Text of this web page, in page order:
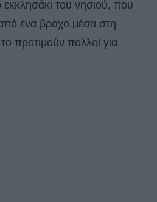
του νησιού, που
από ένα βράχο μέσα στη
προτιμούν πολλοί για